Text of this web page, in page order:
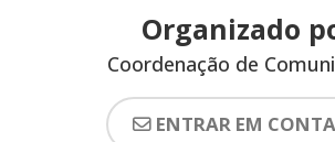
Organizado
Coordenação de
ENTRAR EM